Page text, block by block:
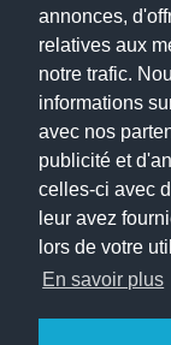
annonces,
relatives aux
notre trafic.
informations
avec nos
publicité et
celles-ci avec
leur avez
lors de votre
En savoir plus
Copyright © 2026 .
Nous contacter
Accueil
Blog
Mon compte
Dernier avis :